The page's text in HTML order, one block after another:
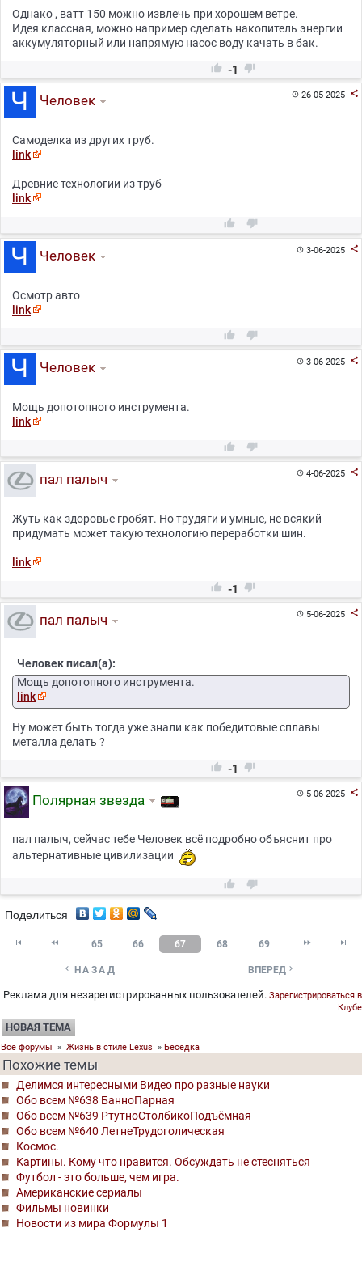
Однако , ватт 150 можно извлечь при хорошем ветре.
Идея классная, можно например сделать накопитель энергии
аккумуляторный или напрямую насос воду качать в бак.
 -1 
26-05-2025 
Человек
Самоделка из других труб.
link
Древние технологии из труб
link
 
3-06-2025 
Человек
Осмотр авто
link
 
3-06-2025 
Человек
Мощь допотопного инструмента.
link
 
4-06-2025 
пал палыч
Жуть как здоровье гробят. Но трудяги и умные, не всякий
придумать может такую технологию переработки шин.
link
 -1 
5-06-2025 
пал палыч
Человек писал(а):
Мощь допотопного инструмента.
link
Ну может быть тогда уже знали как победитовые сплавы
металла делать ?
 -1 
5-06-2025 
Полярная звезда
пал палыч, сейчас тебе Человек всё подробно объяснит про
альтернативные цивилизации
 
Поделиться
  65 66 67 68 69  
 НАЗАД ВПЕРЕД 
Реклама для незарегистрированных пользователей. Зарегистрироваться в
Клубе
НОВАЯ ТЕМА
Все форумы » Жизнь в стиле Lexus » Беседка
Похожие темы
Делимся интересными Видео про разные науки
Обо всем №638 БанноПарная
Обо всем №639 РтутноСтолбикоПодъёмная
Обо всем №640 ЛетнеТрудоголическая
Космос.
Картины. Кому что нравится. Обсуждать не стесняться
Футбол - это больше, чем игра.
Американские сериалы
Фильмы новинки
Новости из мира Формулы 1